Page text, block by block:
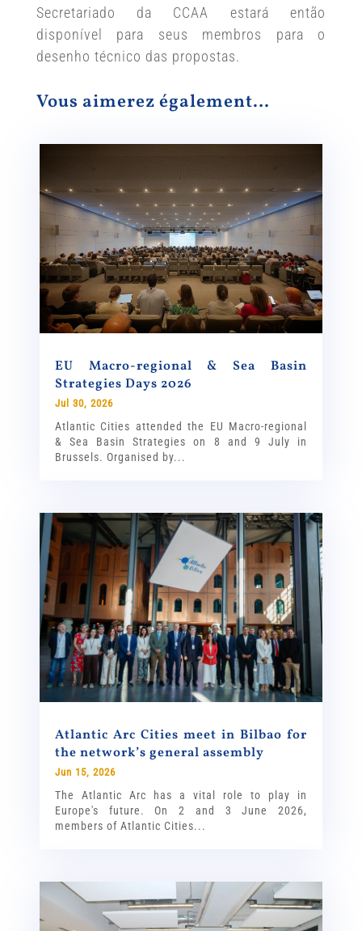
Secretariado da CCAA estará então
disponível para seus membros para o
desenho técnico das propostas.
Vous aimerez également…
EU Macro-regional & Sea Basin
Strategies Days 2026
Jul 30, 2026
Atlantic Cities attended the EU Macro-regional
& Sea Basin Strategies on 8 and 9 July in
Brussels. Organised by...
Atlantic Arc Cities meet in Bilbao for
the network’s general assembly
Jun 15, 2026
The Atlantic Arc has a vital role to play in
Europe's future. On 2 and 3 June 2026,
members of Atlantic Cities...